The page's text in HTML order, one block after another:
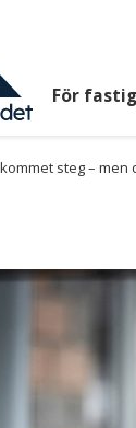
För
steg –